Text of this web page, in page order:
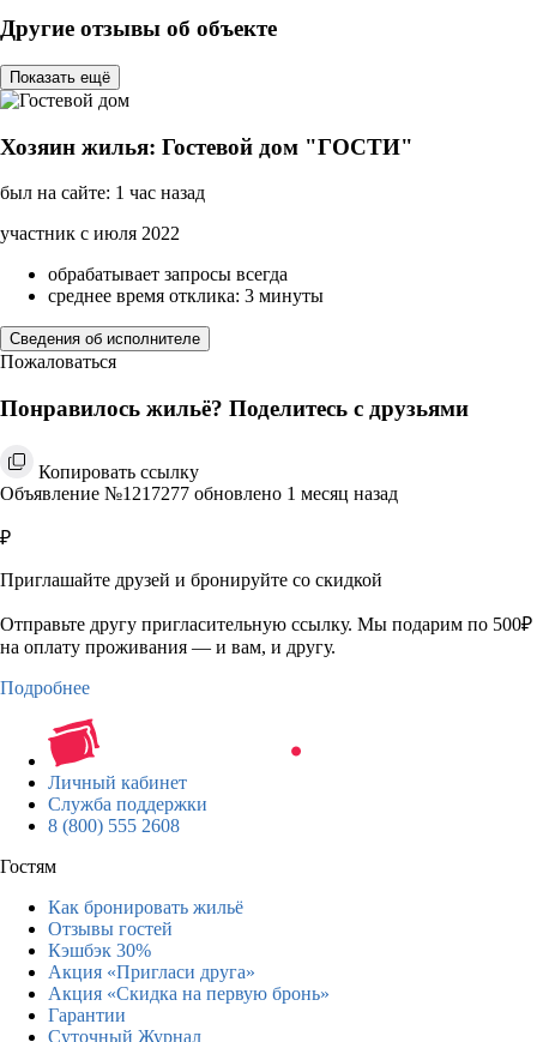
Другие отзывы об объекте
Показать ещё
Хозяин жилья: Гостевой дом "ГОСТИ"
был на сайте: 1 час назад
участник с июля 2022
обрабатывает запросы всегда
среднее время отклика: 3 минуты
Сведения об исполнителе
Пожаловаться
Понравилось жильё? Поделитесь с друзьями
Копировать ссылку
Объявление №1217277 обновлено 1 месяц назад
₽
Приглашайте друзей и бронируйте со скидкой
Отправьте другу пригласительную ссылку. Мы подарим по 500₽
на оплату проживания — и вам, и другу.
Подробнее
Личный кабинет
Служба поддержки
8 (800) 555 2608
Гостям
Как бронировать жильё
Отзывы гостей
Кэшбэк 30%
Акция «Пригласи друга»
Акция «Скидка на первую бронь»
Гарантии
Суточный Журнал